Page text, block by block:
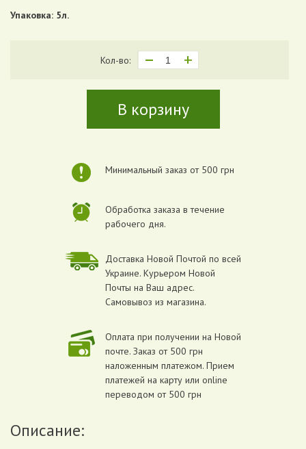
Упаковка: 5л.
Кол-во:
В корзину
Минимальный заказ от 500 грн
Обработка заказа в течение
рабочего дня.
Доставка Новой Почтой по всей
Украине. Курьером Новой
Почты на Ваш адрес.
Самовывоз из магазина.
Оплата при получении на Новой
почте. Заказ от 500 грн
наложенным платежом. Прием
платежей на карту или online
переводом от 500 грн
Описание: